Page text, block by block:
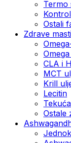
Termo
Ostali
Zdrave masti
CLA i
MCT
Krill
Lecitin
Ostale